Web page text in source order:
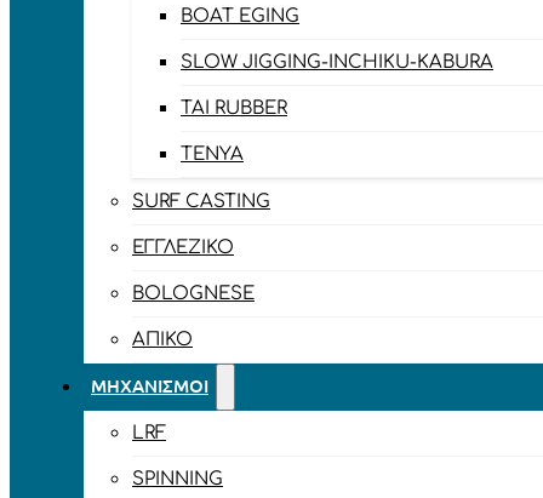
BOAT EGING
SLOW JIGGING-INCHIKU-KABURA
TAI RUBBER
TENYA
SURF CASTING
ΕΓΓΛΈΖΙΚΟ
BOLOGNESE
ΑΠΊΚΟ
ΜΗΧΑΝΙΣΜΟΊ
LRF
SPINNING